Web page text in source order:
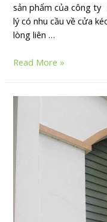
sản phẩm của công ty
lý có nhu cầu về cửa
lòng liên …
Read More »